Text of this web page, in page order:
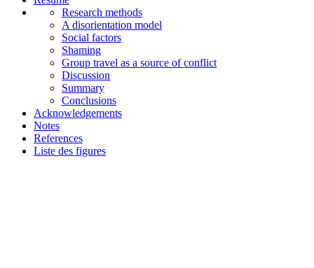
Research methods
A disorientation model
Social factors
Shaming
Group travel as a source of conflict
Discussion
Summary
Conclusions
Acknowledgements
Notes
References
Liste des figures